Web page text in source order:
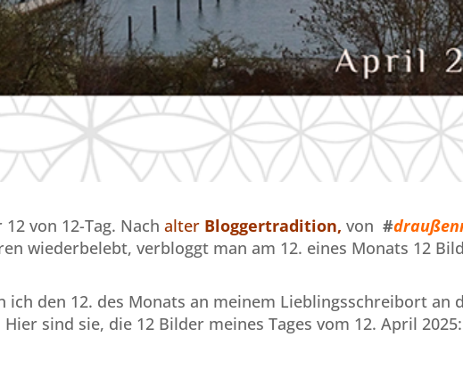
von 12-Tag. Nachalter Bloggertradition,von#
wiederbelebt, verbloggt man am 12. eines Monats 12
ich den 12. des Monats an meinem Lieblingsschreibort an
sind sie, die 12 Bilder meines Tages vom 12. April 2025: